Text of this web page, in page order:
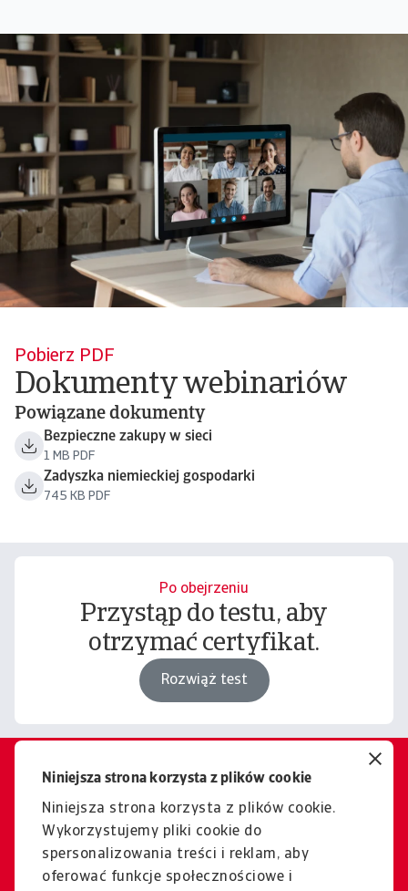
Niniejsza strona korzysta z plików cookie
Niniejsza strona korzysta z plików cookie.
Wykorzystujemy pliki cookie do
spersonalizowania treści i reklam, aby
oferować funkcje społecznościowe i
Pobierz PDF
Dokumenty webinariów
Powiązane dokumenty
Bezpieczne zakupy w sieci
1 MB PDF
Zadyszka niemieckiej gospodarki
745 KB PDF
Po obejrzeniu
Przystąp do testu, aby
otrzymać certyfikat.
Rozwiąż test
Chcesz dowiedzieć się więcej?
Jesteśmy tutaj, aby pomóc.
Kontakt